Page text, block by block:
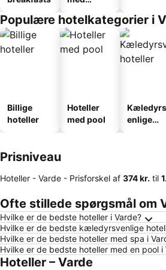
Populære hotelkategorier i
Billige
hoteller
Hoteller
med pool
enlige
Prisniveau
Hoteller - Varde - Prisforskel af ‎374 kr. til
Ofte stillede spørgsmål om
Hvilke er de bedste hoteller i Varde?
Hvilke er de bedste kæledyrsvenlige
Hvilke er de bedste hoteller med spa i
Hvilke er de bedste hoteller med en pool i
Hoteller – Varde